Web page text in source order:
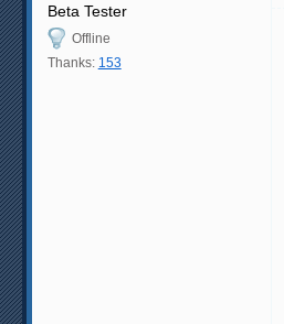
Beta Tester
Offline
Thanks: 153